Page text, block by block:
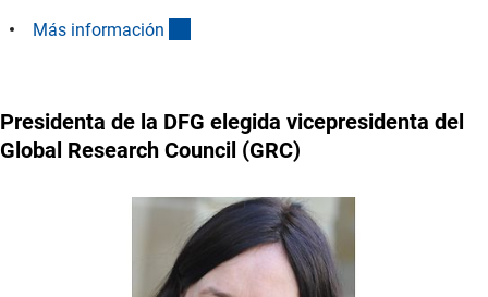
Más información
Presidenta de la DFG elegida vicepresidenta del
Global Research Council (GRC)